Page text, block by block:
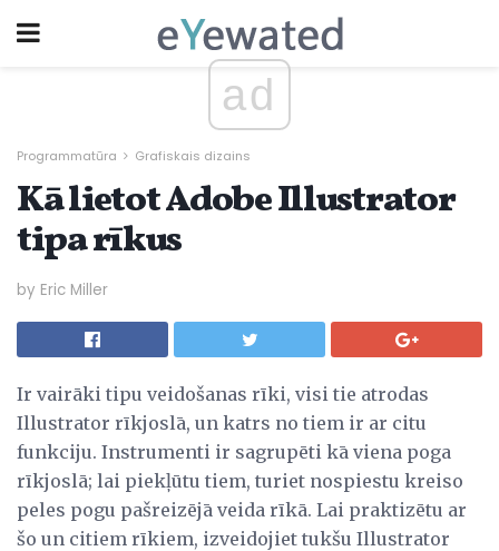
ad
Programmatūra Grafiskais dizains
Kā lietot Adobe Illustrator
tipa rīkus
by Eric Miller
Ir vairāki tipu veidošanas rīki, visi tie atrodas
Illustrator rīkjoslā, un katrs no tiem ir ar citu
funkciju. Instrumenti ir sagrupēti kā viena poga
rīkjoslā; lai piekļūtu tiem, turiet nospiestu kreiso
peles pogu pašreizējā veida rīkā. Lai praktizētu ar
šo un citiem rīkiem, izveidojiet tukšu Illustrator